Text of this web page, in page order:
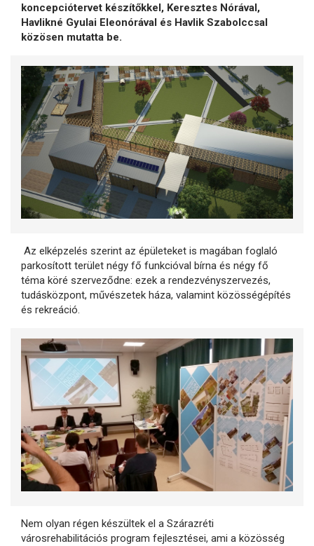
koncepciótervet készítőkkel, Keresztes Nórával,
Havlikné Gyulai Eleonórával és Havlik Szabolccsal
közösen mutatta be.
Az elképzelés szerint az épületeket is magában foglaló
parkosított terület négy fő funkcióval bírna és négy fő
téma köré szerveződne: ezek a rendezvényszervezés,
tudásközpont, művészetek háza, valamint közösségépítés
és rekreáció.
Nem olyan régen készültek el a Szárazréti
városrehabilitációs program fejlesztései, ami a közösség